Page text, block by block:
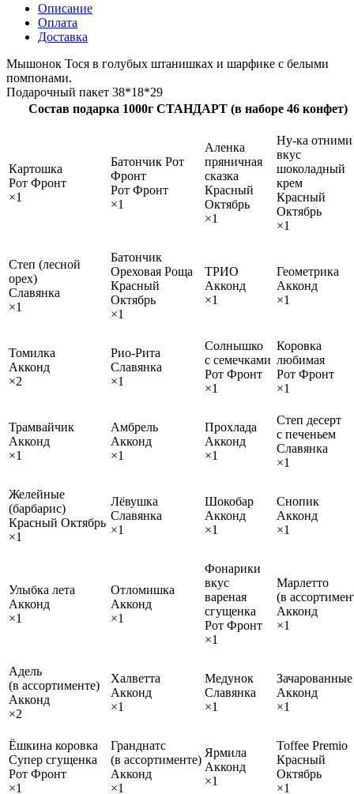
Описание
Оплата
Доставка
Мышонок Тося в голубых штанишках и шарфике с белыми
помпонами.
Подарочный пакет 38*18*29
Состав подарка 1000г СТАНДАРТ (в наборе 46 конфет)
Картошка
Рот Фронт
×1
Батончик Рот
Фронт
Рот Фронт
×1
Аленка
пряничная
сказка
Красный
Октябрь
×1
Ну-ка
вкус
шоколадный
крем
Красный
Октябрь
×1
Степ (лесной
орех)
Славянка
×1
Батончик
Ореховая Роща
Красный
Октябрь
×1
ТРИО
Акконд
×1
Геометрика
Акконд
×1
Томилка
Акконд
×2
Рио-Рита
Славянка
×1
Солнышко
с семечками
Рот Фронт
×1
Коровка
любимая
Рот Фронт
×1
Трамвайчик
Акконд
×1
Амбрель
Акконд
×1
Прохлада
Акконд
×1
Степ десерт
с печеньем
Славянка
×1
Желейные
(барбарис)
Красный Октябрь
×1
Лёвушка
Славянка
×1
Шокобар
Акконд
×1
Снопик
Акконд
×1
Улыбка лета
Акконд
×1
Отломишка
Акконд
×1
Фонарики
вкус
вареная
сгущенка
Рот Фронт
×1
Марлетто
(в
Акконд
×1
Адель
(в ассортименте)
Акконд
×2
Халветта
Акконд
×1
Медунок
Славянка
×1
Зачарованные
Акконд
×1
Ёшкина коровка
Супер сгущенка
Рот Фронт
×1
Гранднатс
(в ассортименте)
Акконд
×1
Ярмила
Акконд
×1
Toffee Premio
Красный
Октябрь
×1